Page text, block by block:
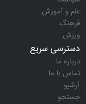
علم و آموزش
فرهنگ
ورزش
دسترسی سریع
درباره ما
تماس با ما
آرشیو
جستجو